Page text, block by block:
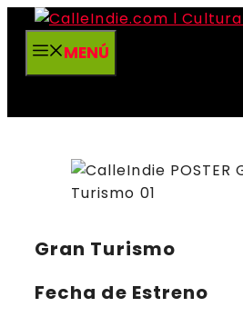
Saltar
contenidoMENÚ
Gran Turismo
Fecha de Estreno